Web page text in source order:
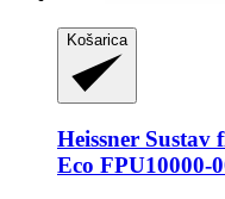
Košarica
Heissner Sustav
Eco FPU10000-​